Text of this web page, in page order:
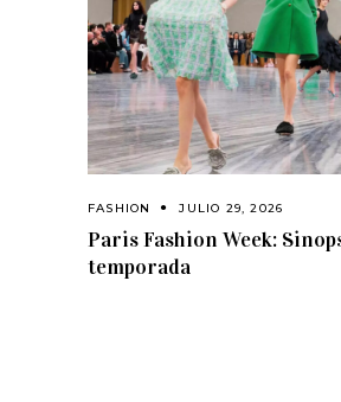
FASHION JULIO 29, 2026
Paris Fashion Week:
temporada